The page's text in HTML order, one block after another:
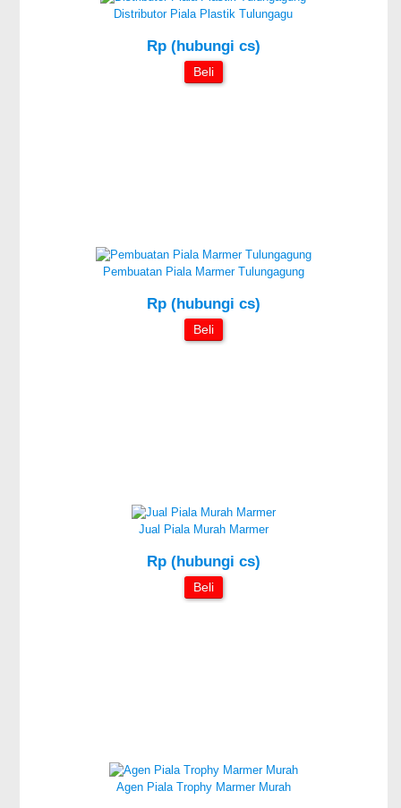
Distributor Piala Plastik Tulungagu
Rp (hubungi cs)
Beli
Pembuatan Piala Marmer Tulungagung
Rp (hubungi cs)
Beli
Jual Piala Murah Marmer
Rp (hubungi cs)
Beli
Agen Piala Trophy Marmer Murah